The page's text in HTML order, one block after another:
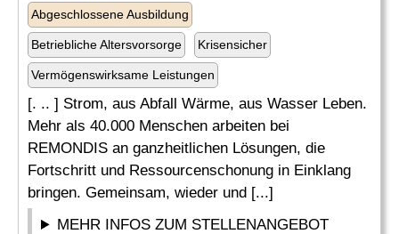
Abgeschlossene Ausbildung
Betriebliche Altersvorsorge Krisensicher
Vermögenswirksame Leistungen
[. .. ] Strom, aus Abfall Wärme, aus Wasser Leben.
Mehr als 40.000 Menschen arbeiten bei
REMONDIS an ganzheitlichen Lösungen, die
Fortschritt und Ressourcenschonung in Einklang
bringen. Gemeinsam, wieder und [...]
MEHR INFOS ZUM STELLENANGEBOT